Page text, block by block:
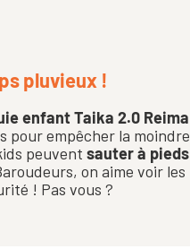
pluvieux !
enfant Taika 2.0 Reima
pour empêcher la moindre
peuvent sauter à pieds
on aime voir les
! Pas vous ?